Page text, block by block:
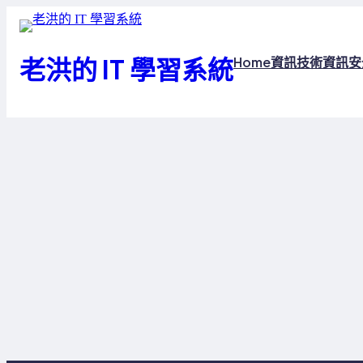
老洪的 IT 學習系統Home資訊技術資訊